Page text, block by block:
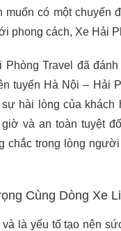
muốn có một chuyến
phong cách, Xe Hải
Travel đã
tuyến Hà Nội – Hải
hài lòng của
giờ và an toàn tuyệt
chắc trong lòng
Cùng Dòng Xe
là yếu tố tạo nên